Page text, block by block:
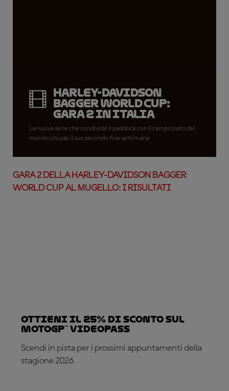
Harley-Davidson
Bagger World Cup:
Gara 2 in Italia
La nuova serie che condivide il paddock con il campionato del
mondo chiude il suo secondo fine settimana
GARA 2 DELLA HARLEY-DAVIDSON BAGGER
WORLD CUP AL MUGELLO: I RISULTATI
Ottieni il 25% di sconto sul
MotoGP™ VideoPass
Scendi in pista per i prossimi appuntamenti della
stagione 2026